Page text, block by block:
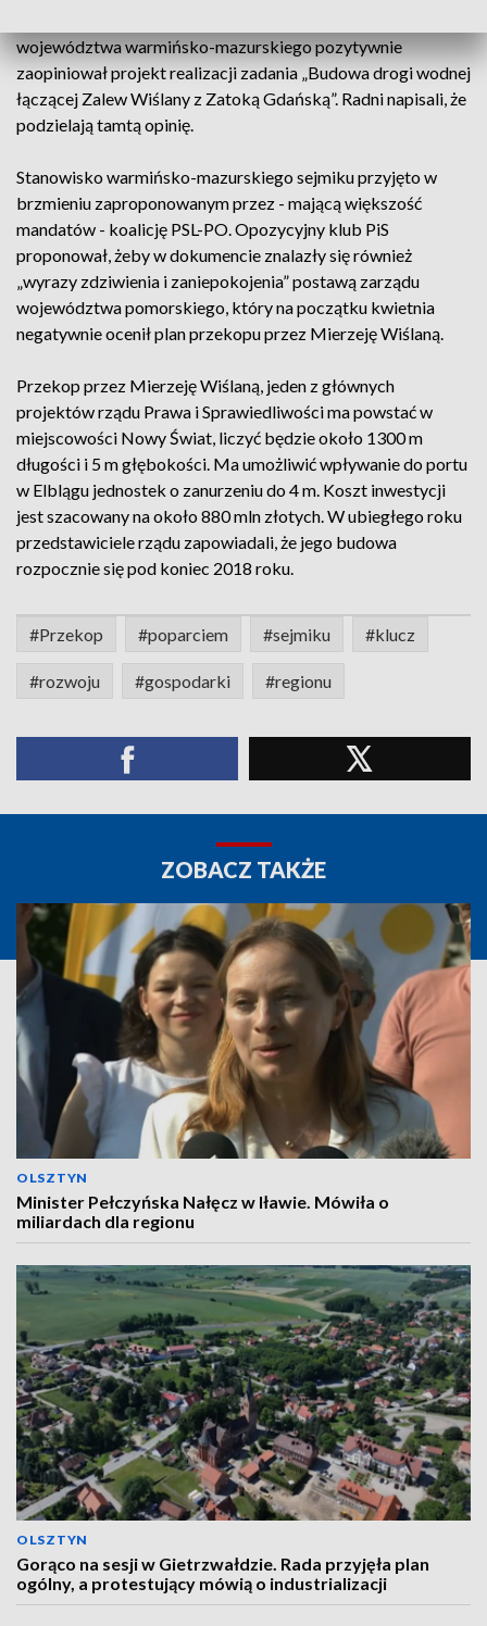
województwa warmińsko-mazurskiego pozytywnie
zaopiniował projekt realizacji zadania „Budowa drogi wodnej
łączącej Zalew Wiślany z Zatoką Gdańską”. Radni napisali, że
podzielają tamtą opinię.
Stanowisko warmińsko-mazurskiego sejmiku przyjęto w
brzmieniu zaproponowanym przez - mającą większość
mandatów - koalicję PSL-PO. Opozycyjny klub PiS
proponował, żeby w dokumencie znalazły się również
„wyrazy zdziwienia i zaniepokojenia” postawą zarządu
województwa pomorskiego, który na początku kwietnia
negatywnie ocenił plan przekopu przez Mierzeję Wiślaną.
Przekop przez Mierzeję Wiślaną, jeden z głównych
projektów rządu Prawa i Sprawiedliwości ma powstać w
miejscowości Nowy Świat, liczyć będzie około 1300 m
długości i 5 m głębokości. Ma umożliwić wpływanie do portu
w Elblągu jednostek o zanurzeniu do 4 m. Koszt inwestycji
jest szacowany na około 880 mln złotych. W ubiegłego roku
przedstawiciele rządu zapowiadali, że jego budowa
rozpocznie się pod koniec 2018 roku.
#Przekop #poparciem #sejmiku #klucz
#rozwoju #gospodarki #regionu
ZOBACZ TAKŻE
OLSZTYN
Minister Pełczyńska Nałęcz w Iławie. Mówiła o
miliardach dla regionu
OLSZTYN
Gorąco na sesji w Gietrzwałdzie. Rada przyjęła plan
ogólny, a protestujący mówią o industrializacji